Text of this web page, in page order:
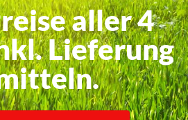
aller 4
Lieferung